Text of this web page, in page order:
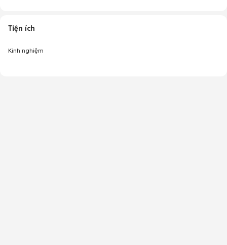
Tiện ích
Kinh nghiệm